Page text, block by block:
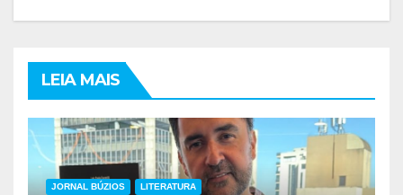
LEIA MAIS
JORNAL BÚZIOS LITERATURA